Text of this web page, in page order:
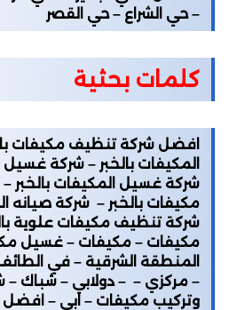
– حي الشراع – حي القصر
كلمات بحثية
افضل شركة تنظيف مكيفات
المكيفات بالخبر – شركة غسيل
شركة غسيل المكيفات بالخبر
مكيفات بالخبر – شركة صيانه
شركة تنظيف مكيفات علوية
مكيفات – مكيفات – غسيل
المنطقة الشرقية – في
– مركزي – – دولابي – شباك
وتركيب مكيفات – ابي – افضل